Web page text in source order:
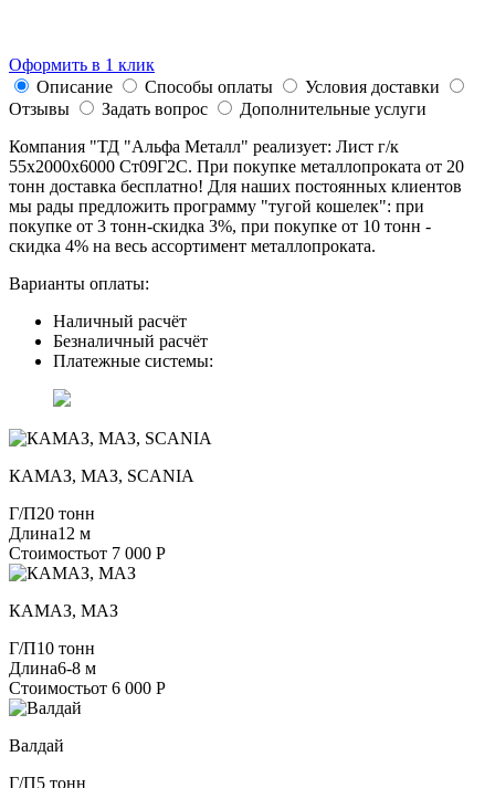
Оформить в 1 клик
Описание
Способы оплаты
Условия доставки
Отзывы
Задать вопрос
Дополнительные услуги
Компания "ТД "Альфа Металл" реализует: Лист г/к
55х2000х6000 Ст09Г2С. При покупке металлопроката от 20
тонн доставка бесплатно! Для наших постоянных клиентов
мы рады предложить программу "тугой кошелек": при
покупке от 3 тонн-скидка 3%, при покупке от 10 тонн -
скидка 4% на весь ассортимент металлопроката.
Варианты оплаты:
Наличный расчёт
Безналичный расчёт
Платежные системы:
КАМАЗ, МАЗ, SCANIA
Г/П20 тонн
Длина12 м
Стоимостьот 7 000 Р
КАМАЗ, МАЗ
Г/П10 тонн
Длина6-8 м
Стоимостьот 6 000 Р
Валдай
Г/П5 тонн